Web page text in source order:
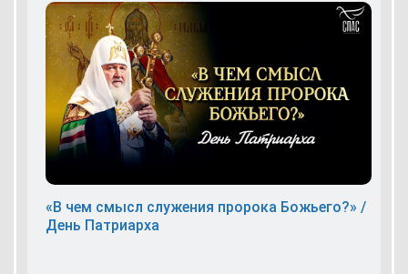
«В чем смысл служения пророка Божьего?» /
День Патриарха